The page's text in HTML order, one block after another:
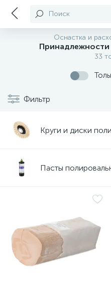
Поиск
Оснастка и
33
Фильтр
Круги и диски
Пасты